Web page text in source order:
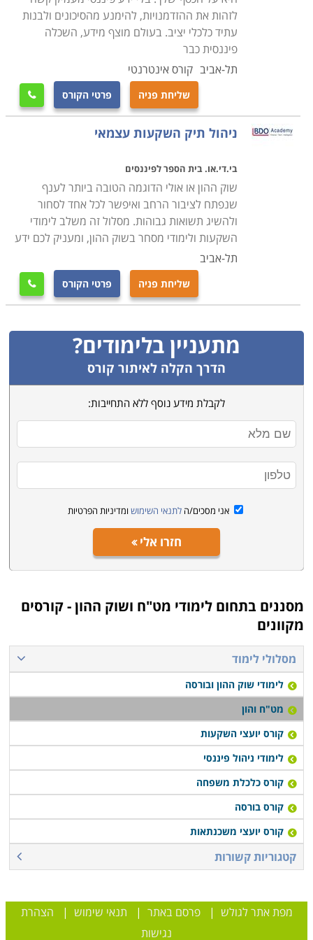
מדובר בלימודים חשובים שכדאי לראות בהם את תחילת
דרכו של יועץ ההשקעות. העמקה ושקדנות הם ללא ספק
כלי משמעותי בדרך להפוך להיות יועץ השקעות איכותי, ויחד
עם התנסות בשטח ורצון ללמוד מהטובים ביותר הם ללא
ספק אבן דרך משמעותית עבור כל מי שמעוניין להשתלב
בתחום.
לימודי שוק ההון נערכים בערים רבות ברחבי הארץ כמו
ירושלים, תל אביב, ראשון לציון, חיפה ועוד ערים נוספות.
לזהות את ההזדמנויות, להימנע מהסיכונים ולבנות
עתיד כלכלי יציב. בעולם מוצף מידע, השכלה
פיננסית כבר
תל-אביב קורס אינטרנטי
שליחת פניה פרטי הקורס 
ניהול תיק השקעות עצמאי
בי.די.או. בית הספר לפיננסים
שוק ההון או אולי הדוגמה הטובה ביותר לענף
שנפתח לציבור הרחב ואיפשר לכל אחד לסחור
ולהשיג תשואות גבוהות. מסלול זה משלב לימודי
השקעות ולימודי מסחר בשוק ההון, ומעניק לכם ידע
תל-אביב
שליחת פניה פרטי הקורס 
מתעניין בלימודים?
הדרך הקלה לאיתור קורס
לקבלת מידע נוסף ללא התחייבות:
אני מסכים/ה לתנאי השימוש ומדיניות הפרטיות
חזרו אלי
מסננים בתחום לימודי מט"ח ושוק ההון - קורסים
מקוונים
מסלולי לימוד
לימודי שוק ההון ובורסה
מט"ח והון
קורס יועצי השקעות
לימודי ניהול פיננסי
קורס כלכלת משפחה
קורס בורסה
קורס יועצי משכנתאות
קטגוריות קשורות
מפת אתר לגולש |פרסם באתר | תנאי שימוש | הצהרת
נגישות